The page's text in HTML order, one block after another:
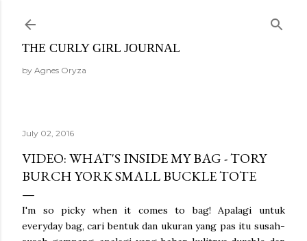
THE CURLY GIRL JOURNAL
by Agnes Oryza
July 02, 2016
VIDEO: WHAT'S INSIDE MY BAG - TORY
BURCH YORK SMALL BUCKLE TOTE
I'm so picky when it comes to bag! Apalagi untuk
everyday bag, cari bentuk dan ukuran yang pas itu susah-